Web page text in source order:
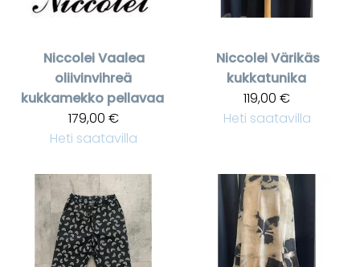
NiccoleiVaalea
oliivinvihreä
kukkamekko pellavaa
179,00 €
Heti saatavilla
NiccoleiVärikäs
kukkatunika
119,00 €
Heti saatavilla